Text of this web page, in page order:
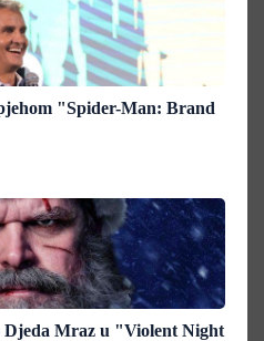
"Spider-Man: Brand
Mraz u "Violent Night